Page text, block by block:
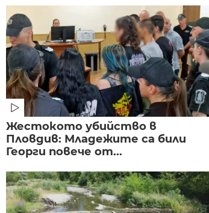
Жестокото убийство в
Пловдив: Младежите са били
Георги повече от...